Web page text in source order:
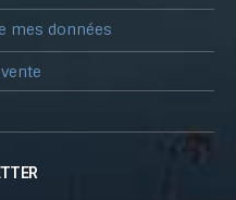
mes données